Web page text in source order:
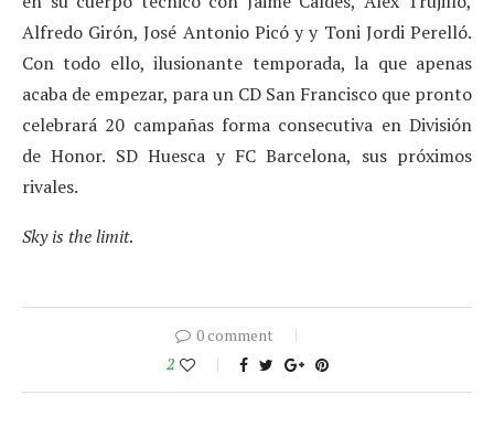
Alfredo Girón, José Antonio Picó y y Toni Jordi Perelló.
Con todo ello, ilusionante temporada, la que apenas
acaba de empezar, para un CD San Francisco que pronto
celebrará 20 campañas forma consecutiva en División
de Honor. SD Huesca y FC Barcelona, sus próximos
rivales.
Sky is the limit.
0 comment
2